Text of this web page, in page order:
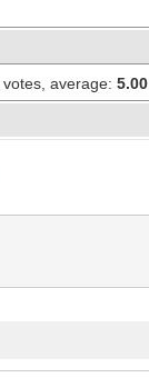
votes, average: 5.00